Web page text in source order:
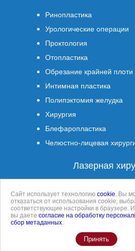
Ринопластика
Урологические операции
Проктология
Отопластика
Обрезание крайней плоти
Интимная пластика
Полипэктомия желудка
Хирургия
Блефаропластика
Челюстно-лицевая
Лазерная
Гинекологические
Лазерное удаление
Удаление новообразований
Сайт использует технологию cookie. Вы
отказаться от использования cookie,
соответствующие настройки в браузере.
вы даете согласие на обработку
сбор метаданных.
Принять